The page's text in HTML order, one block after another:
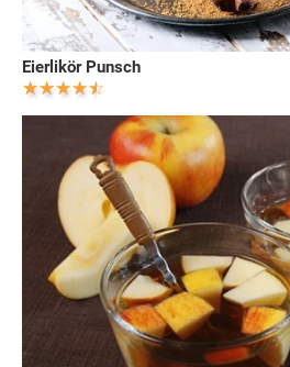
Eierlikör Punsch